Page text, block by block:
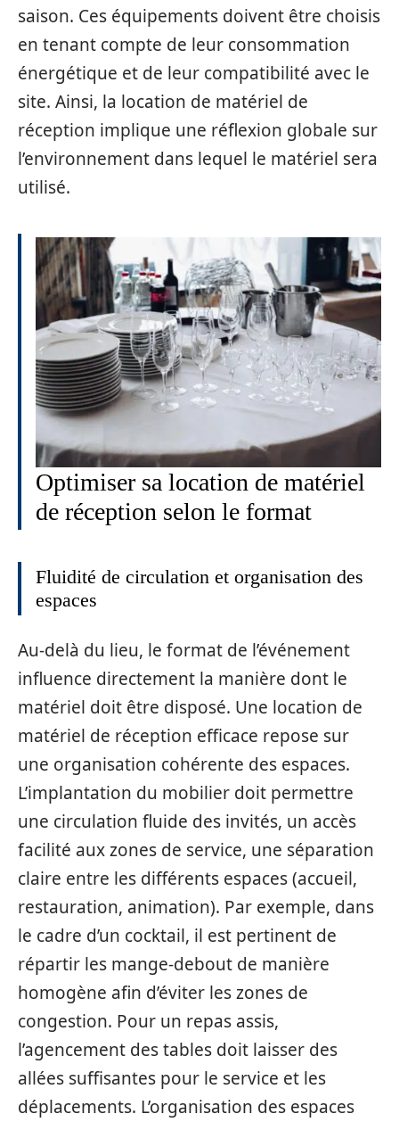
saison. Ces équipements doivent être choisis
en tenant compte de leur consommation
énergétique et de leur compatibilité avec le
site. Ainsi, la location de matériel de
réception implique une réflexion globale sur
l’environnement dans lequel le matériel sera
utilisé.
Optimiser sa location de matériel
de réception selon le format
Fluidité de circulation et organisation des
espaces
Au-delà du lieu, le format de l’événement
influence directement la manière dont le
matériel doit être disposé. Une location de
matériel de réception efficace repose sur
une organisation cohérente des espaces.
L’implantation du mobilier doit permettre
une circulation fluide des invités, un accès
facilité aux zones de service, une séparation
claire entre les différents espaces (accueil,
restauration, animation). Par exemple, dans
le cadre d’un cocktail, il est pertinent de
répartir les mange-debout de manière
homogène afin d’éviter les zones de
congestion. Pour un repas assis,
l’agencement des tables doit laisser des
allées suffisantes pour le service et les
déplacements. L’organisation des espaces